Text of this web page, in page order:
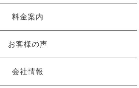
料金案内
お客様の声
会社情報